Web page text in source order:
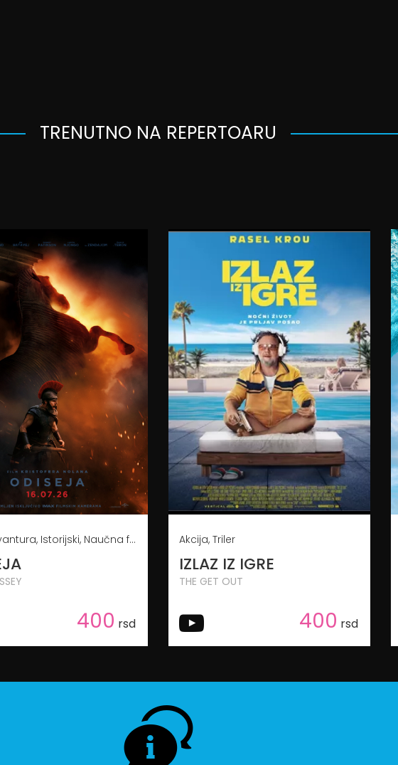
TRENUTNO NA REPERTOARU
06.08.2026.
07.08.2026.
08.08.2026.
09.08.2026.
10.08.2026. 11.08.2026.
12.08.2026.
Akcija, Avantura, Istorijski, Naučna fantastika
400 rsd
07.08.2026.
08.08.2026.
09.08.2026.
Akcija, Triler
IZLAZ IZ IGRE
THE GET OUT
400 rsd